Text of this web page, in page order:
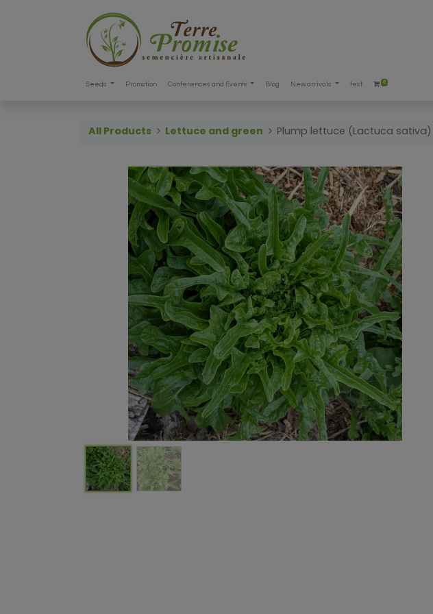
Seeds Promotion Conferences and Events Blog New arrivals test 0
All Products Lettuce and green Plump lettuce (Lactuca sativa)